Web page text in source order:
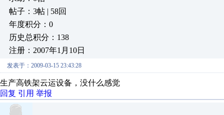
帖子：3帖 | 58回
年度积分：0
历史总积分：138
注册：2007年1月10日
发表于：2009-03-15 23:43:28
生产高铁架云运设备，没什么感觉
回复 引用 举报